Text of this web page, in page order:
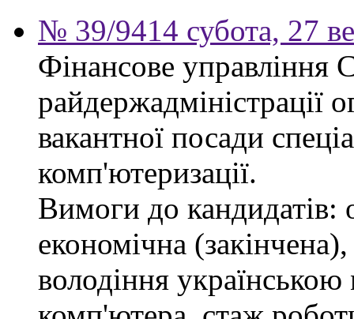
№ 39/9414 субота, 27
Фінансове управління
райдержадміністрації
вакантної посади
комп'ютеризації.
Вимоги до кандидатів:
економічна
володіння